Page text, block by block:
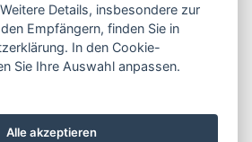
Details, insbesondere zur
Empfängern, finden Sie in
In den Cookie-
Sie Ihre Auswahl anpassen.
Alle akzeptieren